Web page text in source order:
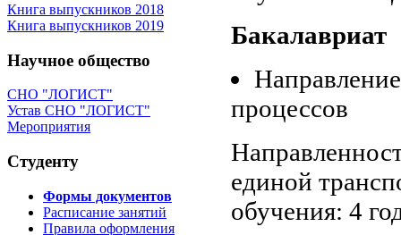
Книга выпускников 2018
Книга выпускников 2019
Научное общество
СНО "ЛОГИСТ"
Устав СНО "ЛОГИСТ"
Мероприятия
Студенту
Формы документов
Расписание занятий
Правила оформления
Бакалавриат
процессов
единой
обучения: 4